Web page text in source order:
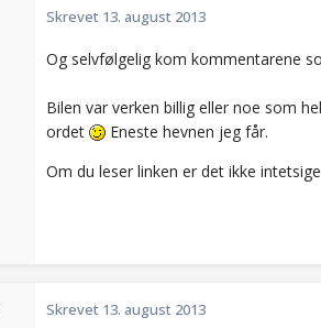
Skrevet 13. august 2013
Og selvfølgelig kom kommentarene
Bilen var verken billig eller noe som
ordet
Eneste hevnen jeg får.
Om du leser linken er det ikke
Skrevet 13. august 2013